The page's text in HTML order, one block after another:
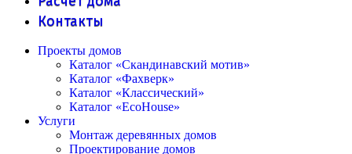
Контакты
Проекты домов
Каталог «Скандинавский мотив»
Каталог «Фахверк»
Каталог «Классический»
Каталог «EcoHouse»
Услуги
Монтаж деревянных домов
Проектирование домов